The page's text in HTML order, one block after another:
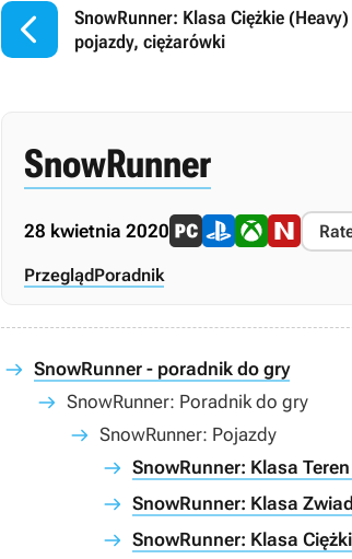

SnowRunner: Klasa Ciężkie (Heavy)
pojazdy, ciężarówki
SnowRunner
28 kwietnia 2020
PrzeglądPoradnik
SnowRunner - poradnik do gry
SnowRunner: Poradnik do gry
SnowRunner: Pojazdy
SnowRunner: Klasa
SnowRunner: Klasa
SnowRunner: Klasa